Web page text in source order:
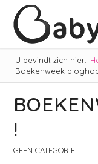
U bevindt zich hier:
Boekenweek
!
GEEN CATEGORIE